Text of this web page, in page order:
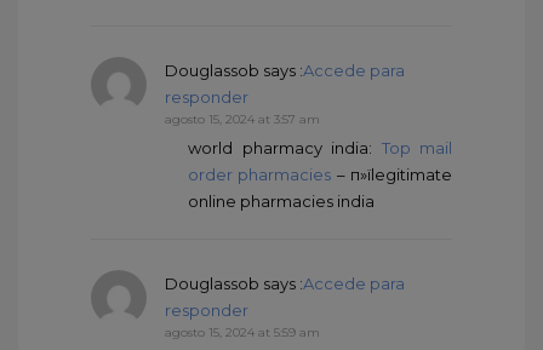
Douglassob says :Accede para
responder
agosto 15, 2024 at 3:57 am
world pharmacy india: Top mail
order pharmacies – п»їlegitimate
online pharmacies india
Douglassob says :Accede para
responder
agosto 15, 2024 at 5:59 am